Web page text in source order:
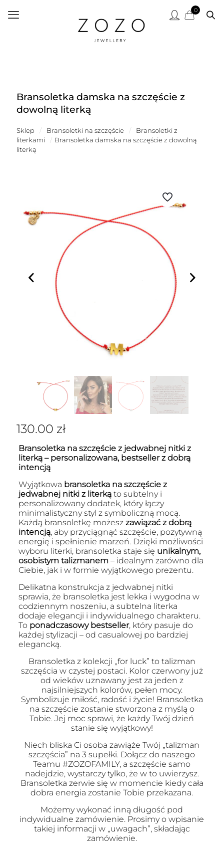
0
Bransoletka damska na szczęście z
dowolną literką
Sklep / Bransoletki na szczęście /
Bransoletki z
literkami
/ Bransoletka damska na szczęście z dowolną
literką
130.00 zł
Bransoletka na szczęście z jedwabnej nitki z
literką – personalizowana, bestseller z dobrą
intencją
Wyjątkowa bransoletka na szczęście z
jedwabnej nitki z literkąto subtelny i
personalizowany dodatek, który łączy
minimalistyczny styl z symboliczną mocą.
Każdą bransoletkę możesz zawiązać z dobrą
intencją, aby przyciągnąć szczęście, pozytywną
energię i spełnienie marzeń. Dzięki możliwości
wyboru literki, bransoletka staje się unikalnym,
osobistym talizmanem – idealnym zarówno dla
Ciebie, jak i w formie wyjątkowego prezentu.
Delikatna konstrukcja z jedwabnej nitki
sprawia, że bransoletka jest lekka i wygodna w
codziennym noszeniu, a subtelna literka
dodaje elegancji i indywidualnego charakteru.
To ponadczasowy bestseller, który pasuje do
każdej stylizacji – od casualowej po bardziej
elegancką.
Bransoletka z kolekcji „for luck” to talizman
szczęścia w czystej postaci. Kolor czerwony już
od wieków uznawany jest za jeden z
najsilniejszych kolorów, pełen mocy.
Symbolizuje miłość, radość i życie! Bransoletka
na szczęście zostanie stworzona z myślą o
Tobie. Jej moc sprawi, że każdy Twój dzień
stanie się wyjątkowy!
Niech bliska Ci osoba zawiąże Twój „talizman
szczęścia” na 3 supełki. Dołącz do naszego
Teamu #ZOZOFAMILY, a szczęście samo
nadejdzie, wystarczy tylko, że w to uwierzysz.
Bransoletka zerwie się w momencie kiedy cała
dobra energia zostanie Tobie przekazana.
Możemy wykonać inną długość pod
indywidualne zamówienie. Prosimy o wpisanie
takiej informacji w „uwagach”, składając
zamówienie.